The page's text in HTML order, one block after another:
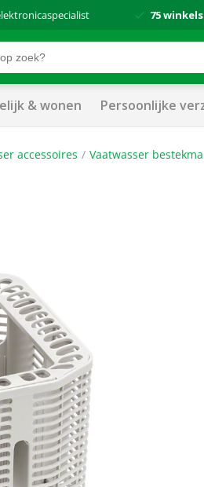
75 winkels
& wonen Persoonlijke
accessoires Vaatwasser